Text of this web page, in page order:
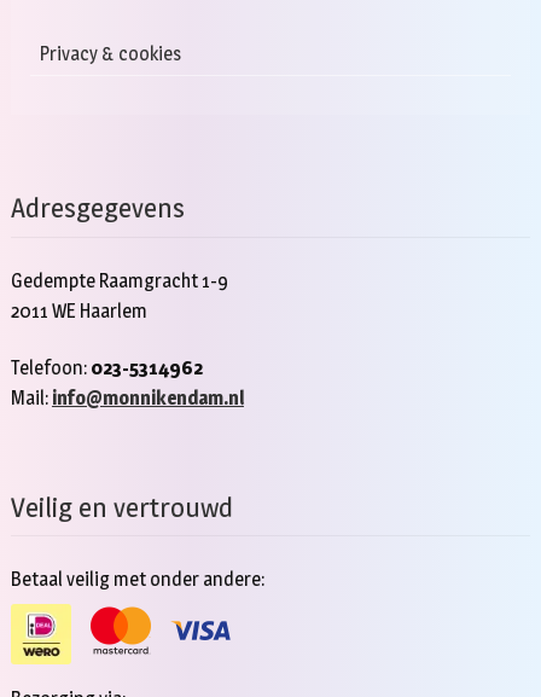
Privacy & cookies
Adresgegevens
Gedempte Raamgracht 1-9
2011 WE Haarlem
Telefoon: 023-5314962
Mail: info@monnikendam.nl
Veilig en vertrouwd
Betaal veilig met onder andere: